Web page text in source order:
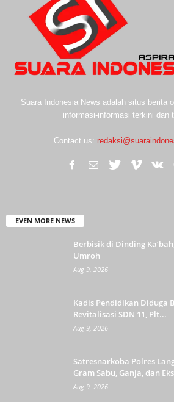
Suara Indonesia News adalah situs berita
informasi-informasi terkini dan
Contact us:
EVEN MORE NEWS
Berbisik di Dinding
Umroh
Aug 9, 2026
Kadis Pendidikan Diduga
Revitalisasi SDN 11, Plt...
Aug 9, 2026
Satresnarkoba Polres
Gram Sabu, Ganja, dan
Aug 9, 2026